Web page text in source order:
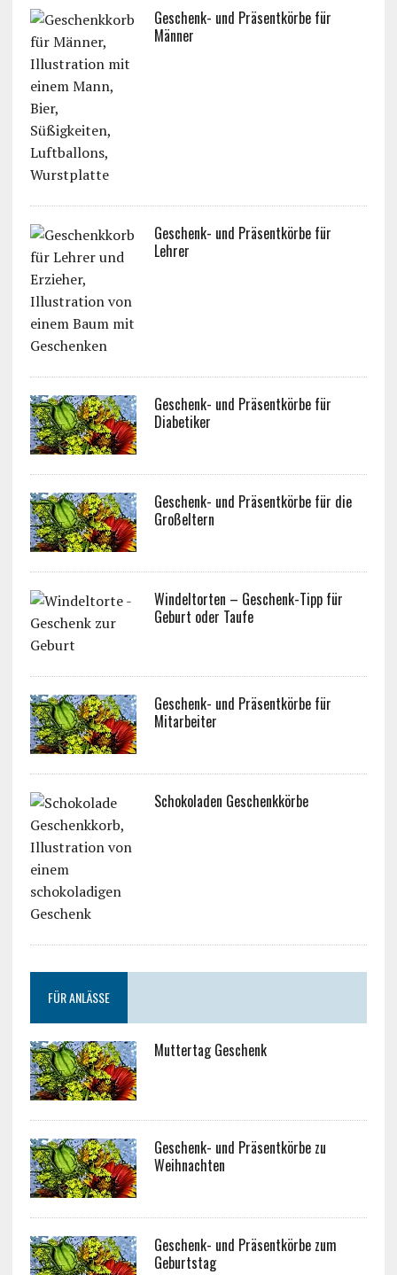
Geschenk- und Präsentkörbe für
Männer
Geschenk- und Präsentkörbe für
Lehrer
Geschenk- und Präsentkörbe für
Diabetiker
Geschenk- und Präsentkörbe für die
Großeltern
Windeltorten – Geschenk-Tipp für
Geburt oder Taufe
Geschenk- und Präsentkörbe für
Mitarbeiter
Schokoladen Geschenkkörbe
FÜR ANLÄSSE
Muttertag Geschenk
Geschenk- und Präsentkörbe zu
Weihnachten
Geschenk- und Präsentkörbe zum
Geburtstag